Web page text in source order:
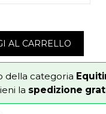
AL CARRELLO
della categoria
la spedizione